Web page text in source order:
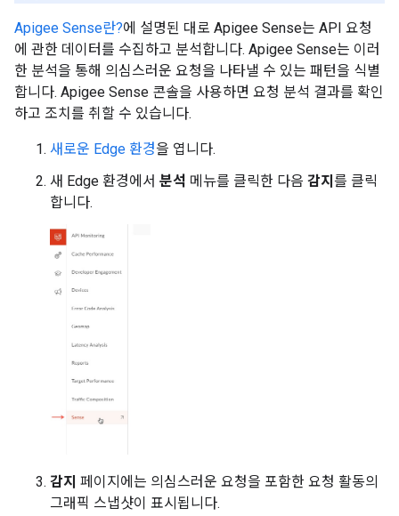
Apigee Sense란?에 설명된 대로 Apigee Sense는 API 요청
에 관한 데이터를 수집하고 분석합니다. Apigee Sense는 이러
한 분석을 통해 의심스러운 요청을 나타낼 수 있는 패턴을 식별
합니다. Apigee Sense 콘솔을 사용하면 요청 분석 결과를 확인
하고 조치를 취할 수 있습니다.
새로운 Edge 환경을 엽니다.
새 Edge 환경에서 분석 메뉴를 클릭한 다음 감지 를 클릭
합니다.
감지 페이지에는 의심스러운 요청을 포함한 요청 활동의
그래픽 스냅샷이 표시됩니다.